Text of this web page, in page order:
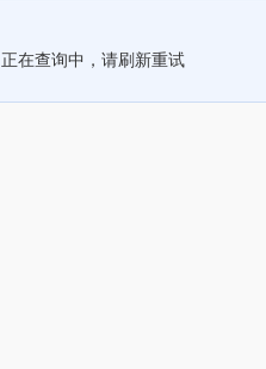
正在查询中，请刷新重试